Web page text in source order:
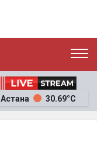
Астана 30.69°C